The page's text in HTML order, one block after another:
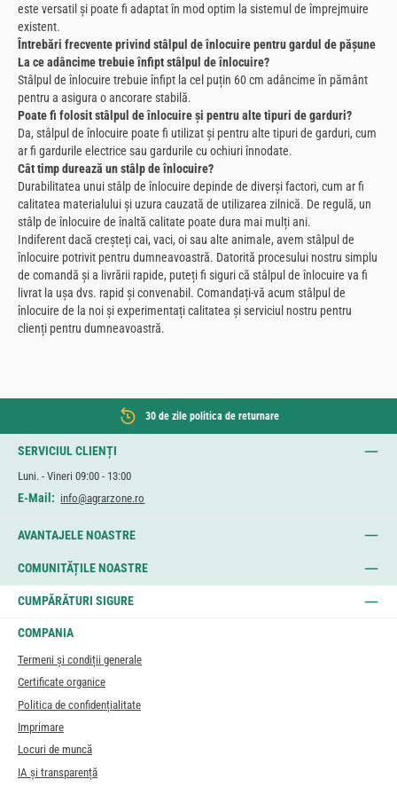
este versatil și poate fi adaptat în mod optim la sistemul de împrejmuire
existent.
Întrebări frecvente privind stâlpul de înlocuire pentru gardul de pășune
La ce adâncime trebuie înfipt stâlpul de înlocuire?
Stâlpul de înlocuire trebuie înfipt la cel puțin 60 cm adâncime în pământ
pentru a asigura o ancorare stabilă.
Poate fi folosit stâlpul de înlocuire și pentru alte tipuri de garduri?
Da, stâlpul de înlocuire poate fi utilizat și pentru alte tipuri de garduri, cum
ar fi gardurile electrice sau gardurile cu ochiuri înnodate.
Cât timp durează un stâlp de înlocuire?
Durabilitatea unui stâlp de înlocuire depinde de diverși factori, cum ar fi
calitatea materialului și uzura cauzată de utilizarea zilnică. De regulă, un
stâlp de înlocuire de înaltă calitate poate dura mai mulți ani.
Indiferent dacă creșteți cai, vaci, oi sau alte animale, avem stâlpul de
înlocuire potrivit pentru dumneavoastră. Datorită procesului nostru simplu
de comandă și a livrării rapide, puteți fi siguri că stâlpul de înlocuire va fi
livrat la ușa dvs. rapid și convenabil. Comandați-vă acum stâlpul de
înlocuire de la noi și experimentați calitatea și serviciul nostru pentru
clienți pentru dumneavoastră.
30 de zile politica de returnare
SERVICIUL CLIENȚI
Luni. - Vineri 09:00 - 13:00
E-Mail: info@agrarzone.ro
AVANTAJELE NOASTRE
COMUNITĂȚILE NOASTRE
CUMPĂRĂTURI SIGURE
COMPANIA
Termeni și condiții generale
Certificate organice
Politica de confidențialitate
Imprimare
Locuri de muncă
IA și transparență